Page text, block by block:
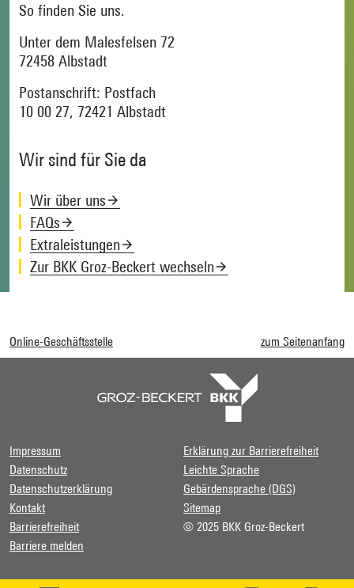
So finden Sie uns.
Unter dem Malesfelsen 72
72458 Albstadt
Postanschrift: Postfach
10 00 27, 72421 Albstadt
Wir sind für Sie da
Wir über uns
FAQs
Extraleistungen
Zur BKK Groz-Beckert wechseln
Online-Geschäftsstelle zum Seitenanfang
Impressum
Datenschutz
Datenschutzerklärung
Kontakt
Barrierefreiheit
Barriere melden
Erklärung zur Barrierefreiheit
Leichte Sprache
Gebärdensprache (DGS)
Sitemap
© 2025 BKK Groz-Beckert